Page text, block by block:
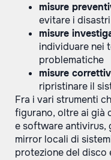
misure
evitare i disastri
misure
individuare nei
problematiche
misure
ripristinare il
Fra i vari strumenti
figurano, oltre ai già
e software antivirus,
mirror locali di
protezione del disco